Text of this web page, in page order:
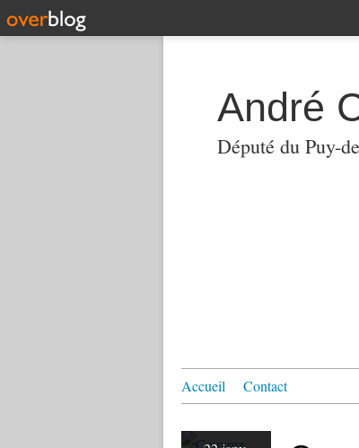
André
Député du Puy-
Accueil Contact